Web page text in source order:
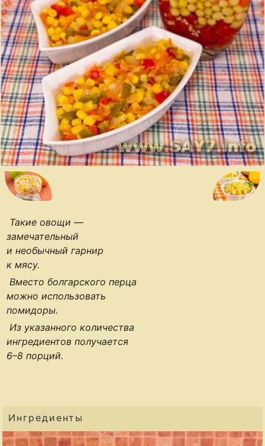
Такие овощи —
замечательный
и необычный гарнир
к мясу.
Вместо болгарского перца
можно использовать
помидоры.
Из указанного количества
ингредиентов получается
6–8 порций.
Ингредиенты